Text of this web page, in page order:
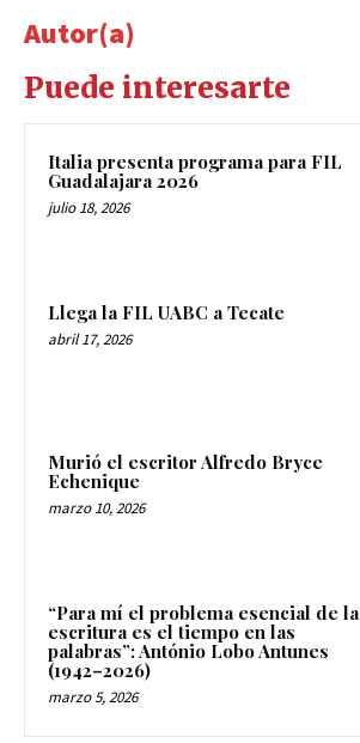
Autor(a)
Puede interesarte
Italia presenta programa para FIL
Guadalajara 2026
julio 18, 2026
Llega la FIL UABC a Tecate
abril 17, 2026
Murió el escritor Alfredo Bryce
Echenique
marzo 10, 2026
“Para mí el problema esencial de la
escritura es el tiempo en las
palabras”: António Lobo Antunes
(1942–2026)
marzo 5, 2026